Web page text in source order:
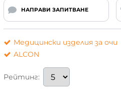
НАПРАВИ ЗАПИТВАНЕ
Медицински изделия за очи
ALCON
Рейтинг: